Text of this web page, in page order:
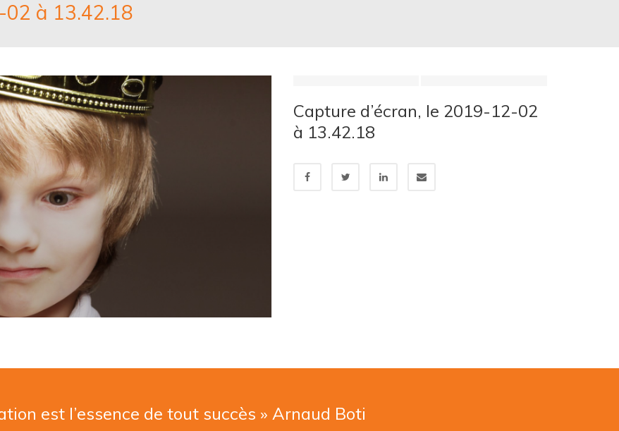
02 à 13.42.18
Capture d’écran, le 2019-12-02
à 13.42.18
est l’essence de tout succès » Arnaud Boti